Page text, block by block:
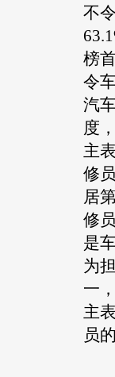
不
榜
令
汽
度
主
修
居
修
是
为
一
主
员